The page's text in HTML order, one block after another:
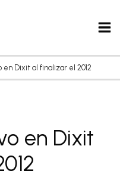
en Dixit al finalizar el 2012
en Dixit